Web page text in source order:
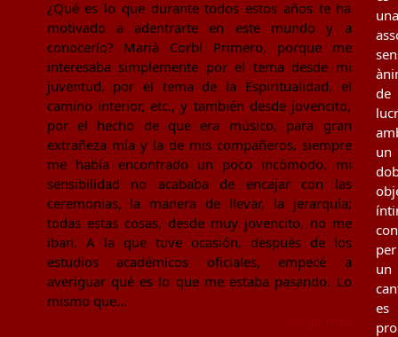
¿Qué es lo que durante todos estos años te ha
motivado a adentrarte en este mundo y a
conocerlo? Marià Corbí Primero, porque me
interesaba simplemente por el tema desde mi
juventud, por el tema de la Espiritualidad, el
camino interior, etc., y también desde jovencito,
por el hecho de que era músico, para gran
extrañeza mía y la de mis compañeros, siempre
me había encontrado un poco incómodo, mi
sensibilidad no acababa de encajar con las
ceremonias, la manera de llevar, la jerarquía;
todas estas cosas, desde muy jovencito, no me
iban. A la que tuve ocasión, después de los
estudios académicos oficiales, empecé a
averiguar qué es lo que me estaba pasando. Lo
mismo que…
una
de
un
per
un
es